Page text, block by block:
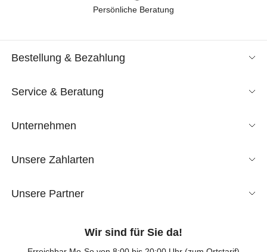
Persönliche Beratung
Bestellung & Bezahlung
Service & Beratung
Unternehmen
Unsere Zahlarten
Unsere Partner
Wir sind für Sie da!